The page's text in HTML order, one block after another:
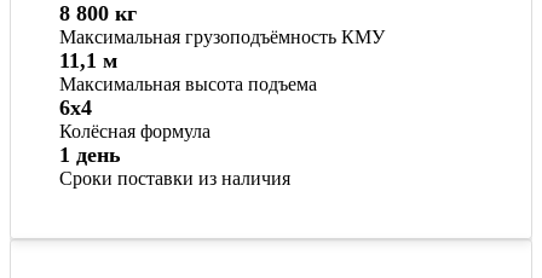
Максимальная грузоподъёмность КМУ
8 800 кг
Максимальная высота подъема
11,1 м
Колёсная формула
6x4
Сроки поставки из наличия
1 день